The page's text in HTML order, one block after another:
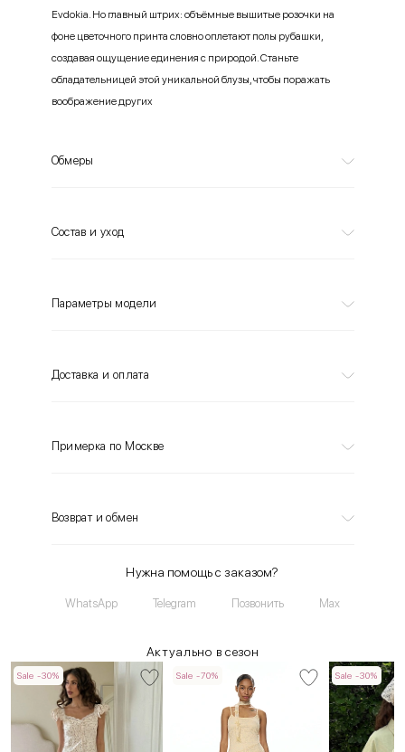
Evdokia. Но главный штрих: объёмные вышитые розочки на
фоне цветочного принта словно оплетают полы рубашки,
создавая ощущение единения с природой. Станьте
обладательницей этой уникальной блузы, чтобы поражать
воображение других
Обмеры
Состав и уход
Параметры модели
Доставка и оплата
Примерка по Москве
Возврат и обмен
Нужна помощь с заказом?
WhatsApp Telegram Позвонить Max
Актуально в сезон
Sale -30% Sale -70% Sale -30%